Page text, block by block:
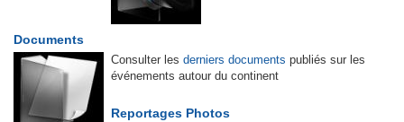
Documents
Consulter les derniers documents publiés sur les
événements autour du continent
Reportages Photos